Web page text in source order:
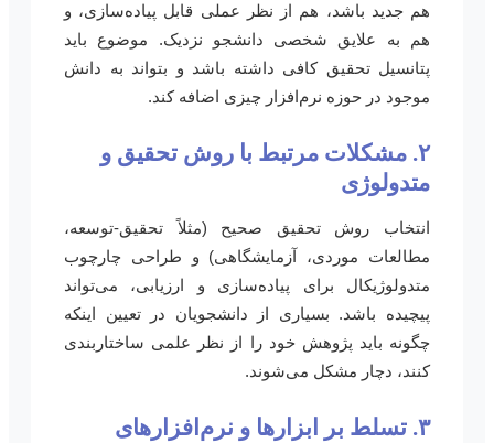
هم جدید باشد، هم از نظر عملی قابل پیاده‌سازی، و
هم به علایق شخصی دانشجو نزدیک. موضوع باید
پتانسیل تحقیق کافی داشته باشد و بتواند به دانش
موجود در حوزه نرم‌افزار چیزی اضافه کند.
۲. مشکلات مرتبط با روش تحقیق و
متدولوژی
انتخاب روش تحقیق صحیح (مثلاً تحقیق-توسعه،
مطالعات موردی، آزمایشگاهی) و طراحی چارچوب
متدولوژیکال برای پیاده‌سازی و ارزیابی، می‌تواند
پیچیده باشد. بسیاری از دانشجویان در تعیین اینکه
چگونه باید پژوهش خود را از نظر علمی ساختاربندی
کنند، دچار مشکل می‌شوند.
۳. تسلط بر ابزارها و نرم‌افزارهای